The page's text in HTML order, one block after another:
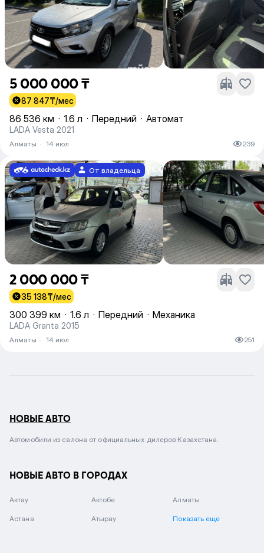
5 000 000 ₸
87 847₸/мес
86 536 км · 1.6 л · Передний · Автомат
LADA Vesta 2021
Алматы · 14 июл 239
От владельца
2 000 000 ₸
35 138₸/мес
300 399 км · 1.6 л · Передний · Механика
LADA Granta 2015
Алматы · 14 июл 251
НОВЫЕ АВТО
Автомобили из салона от официальных дилеров Казахстана.
НОВЫЕ АВТО В ГОРОДАХ
Актау Актобе Алматы
Астана Атырау Показать еще